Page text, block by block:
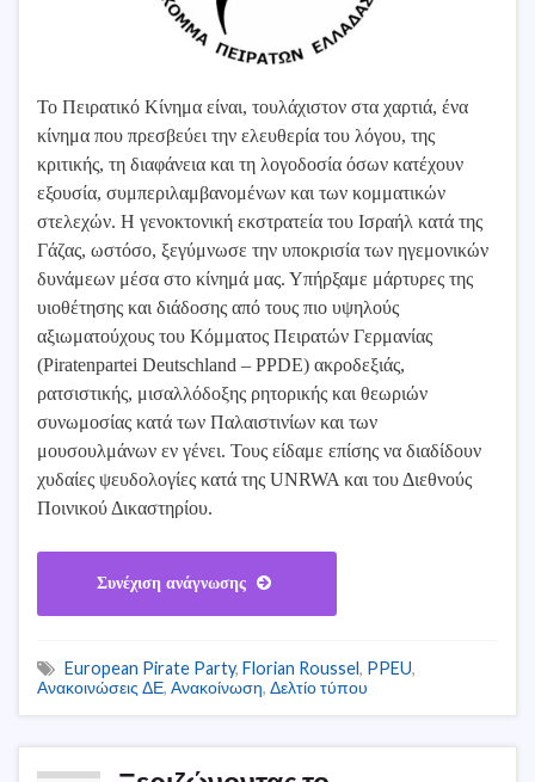
Το Πειρατικό Κίνημα είναι, τουλάχιστον στα χαρτιά, ένα
κίνημα που πρεσβεύει την ελευθερία του λόγου, της
κριτικής, τη διαφάνεια και τη λογοδοσία όσων κατέχουν
εξουσία, συμπεριλαμβανομένων και των κομματικών
στελεχών. Η γενοκτονική εκστρατεία του Ισραήλ κατά της
Γάζας, ωστόσο, ξεγύμνωσε την υποκρισία των ηγεμονικών
δυνάμεων μέσα στο κίνημά μας. Υπήρξαμε μάρτυρες της
υιοθέτησης και διάδοσης από τους πιο υψηλούς
αξιωματούχους του Κόμματος Πειρατών Γερμανίας
(Piratenpartei Deutschland – PPDE) ακροδεξιάς,
ρατσιστικής, μισαλλόδοξης ρητορικής και θεωριών
συνωμοσίας κατά των Παλαιστινίων και των
μουσουλμάνων εν γένει. Τους είδαμε επίσης να διαδίδουν
χυδαίες ψευδολογίες κατά της UNRWA και του Διεθνούς
Ποινικού Δικαστηρίου.
Συνέχιση ανάγνωσης
European Pirate Party, Florian Roussel, PPEU,
Ανακοινώσεις ΔΕ, Ανακοίνωση, Δελτίο τύπου